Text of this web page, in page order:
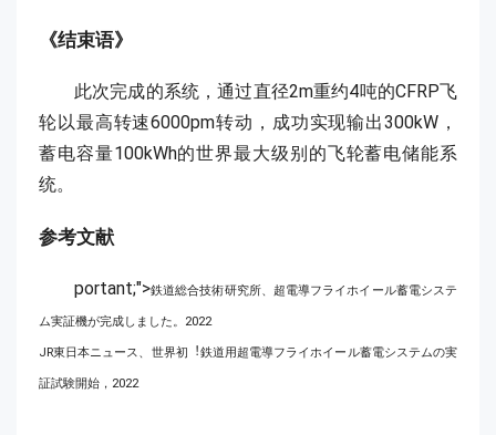
《结束语》
此次完成的系统，通过直径2m重约4吨的CFRP飞
轮以最高转速6000pm转动，成功实现输出300kW，
蓄电容量100kWh的世界最大级别的飞轮蓄电储能系
统。
参考文献
portant;">鉄道総合技術研究所、超電導フライホイール蓄電システ
ム実証機が完成しました。2022
JR東日本ニュース、世界初︕鉄道用超電導フライホイール蓄電システムの実
証試験開始，2022